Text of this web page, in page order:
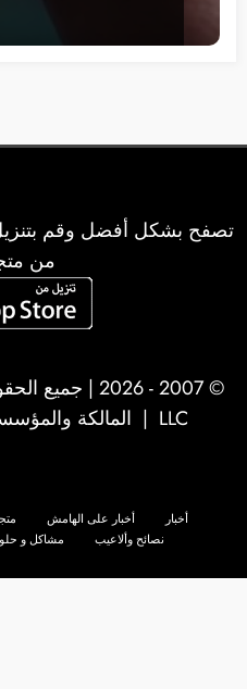
تصفح بشكل أفضل وقم
من
© 2007 - 2026 | جميع الحقوق محفوظة لشركة
LLC | المالكة
أخبار أخبار على الهامش
نصائح وألاعيب
مشاكل و